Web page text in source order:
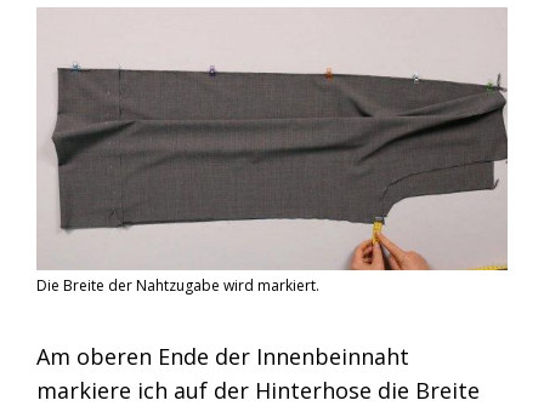
Die Breite der Nahtzugabe wird markiert.
Am oberen Ende der Innenbeinnaht
markiere ich auf der Hinterhose die Breite